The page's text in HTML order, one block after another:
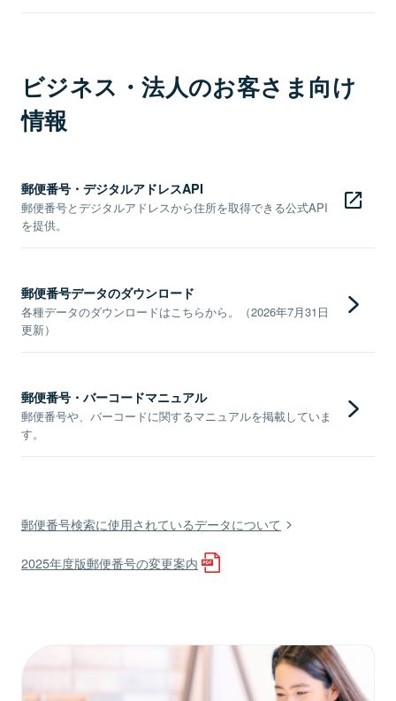
ビジネス・法人のお客さま向け
情報
郵便番号・デジタルアドレスAPI
郵便番号とデジタルアドレスから住所を取得できる公式API
を提供。
郵便番号データのダウンロード
各種データのダウンロードはこちらから。（2026年7月31日
更新）
郵便番号・バーコードマニュアル
郵便番号や、バーコードに関するマニュアルを掲載していま
す。
郵便番号検索に使用されているデータについて
2025年度版郵便番号の変更案内